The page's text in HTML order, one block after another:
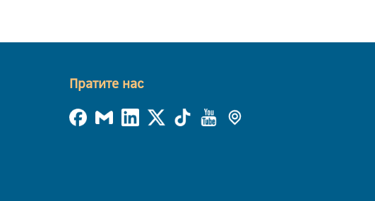
Пратите нас